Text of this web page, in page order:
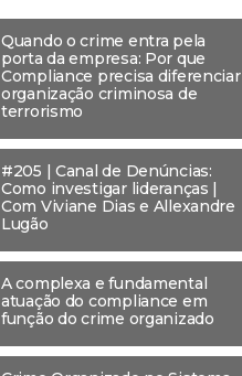
Quando o crime entra pela
porta da empresa: Por que
Compliance precisa diferenciar
organização criminosa de
terrorismo
#205 | Canal de Denúncias:
Como investigar lideranças |
Com Viviane Dias e Allexandre
Lugão
A complexa e fundamental
atuação do compliance em
função do crime organizado